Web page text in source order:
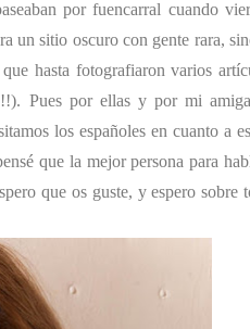
por fuencarral cuando
un sitio oscuro con gente rara,
hasta fotografiaron varios
Pues por ellas y por mi
los españoles en cuanto a
que la mejor persona para
que os guste, y espero sobre